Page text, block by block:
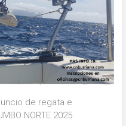
de regata e
NORTE 2025